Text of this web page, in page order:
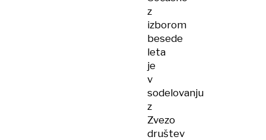
z
izborom
besede
leta
je
v
sodelovanju
z
Zvezo
društev